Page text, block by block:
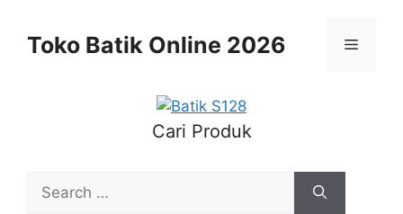
contentToko Batik Online 2026 Menu
Cari Produk
for: